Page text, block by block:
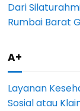
Dari
Rumbai Barat
A+
Layanan
Sosial atau